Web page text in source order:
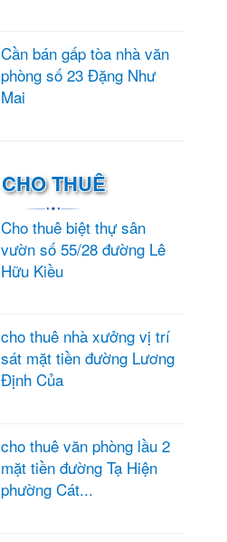
Cần bán gấp tòa nhà văn
phòng số 23 Đặng Như
Mai
CHO THUÊ
Cho thuê biệt thự sân
vườn số 55/28 đường Lê
Hữu Kiều
cho thuê nhà xưởng vị trí
sát mặt tiền đường Lương
Định Của
cho thuê văn phòng lầu 2
mặt tiền đường Tạ Hiện
phường Cát...